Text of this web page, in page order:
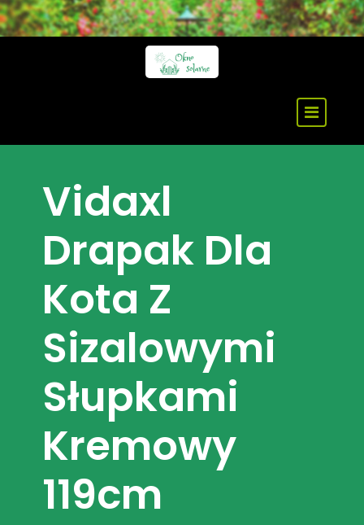
Skip
to
Vidaxl
Drapak Dla
Kota Z
Sizalowymi
Słupkami
Kremowy
119cm